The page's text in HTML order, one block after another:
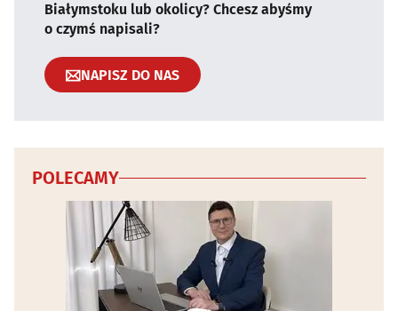
Białymstoku lub okolicy? Chcesz abyśmy
o czymś napisali?
NAPISZ DO NAS
POLECAMY